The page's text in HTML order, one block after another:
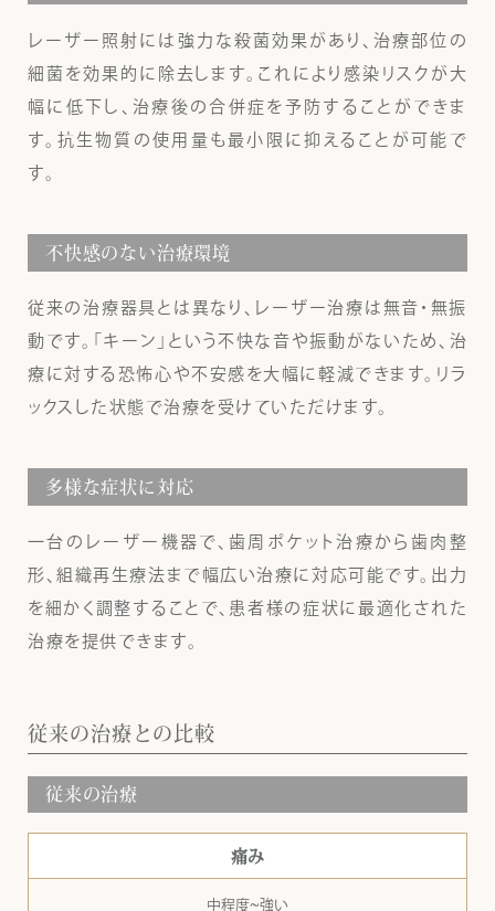
レーザー照射には強力な殺菌効果があり、治療部位の
細菌を効果的に除去します。これにより感染リスクが大
幅に低下し、治療後の合併症を予防することができま
す。抗生物質の使用量も最小限に抑えることが可能で
す。
不快感のない治療環境
従来の治療器具とは異なり、レーザー治療は無音・無振
動です。「キーン」という不快な音や振動がないため、治
療に対する恐怖心や不安感を大幅に軽減できます。リラ
ックスした状態で治療を受けていただけます。
多様な症状に対応
一台のレーザー機器で、歯周ポケット治療から歯肉整
形、組織再生療法まで幅広い治療に対応可能です。出力
を細かく調整することで、患者様の症状に最適化された
治療を提供できます。
従来の治療との比較
従来の治療
痛み
中程度~強い